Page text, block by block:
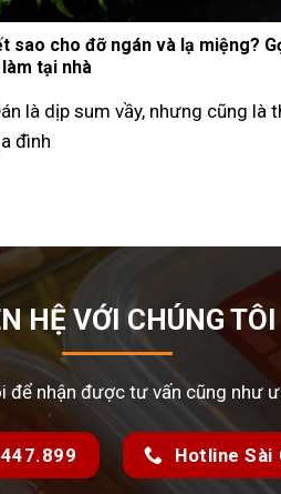
đãi khách ngày Tết đầy đủ 3
không chỉ là dịp đoàn viên mà
HỆ VỚI CHÚNG TÔI
để nhận được tư vấn cũng như
Hotline Sài